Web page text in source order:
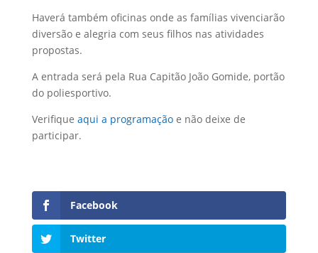
Haverá também oficinas onde as famílias vivenciarão
diversão e alegria com seus filhos nas atividades
propostas.
A entrada será pela Rua Capitão João Gomide, portão
do poliesportivo.
Verifique aqui a programaçãoe não deixe de
participar.
Facebook
Twitter